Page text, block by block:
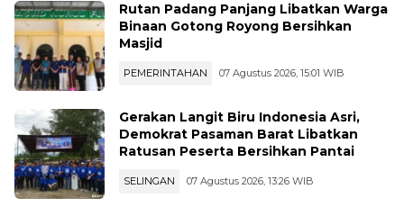
Rutan Padang Panjang Libatkan Warga
Binaan Gotong Royong Bersihkan
Masjid
PEMERINTAHAN 07 Agustus 2026, 15:01 WIB
Gerakan Langit Biru Indonesia Asri,
Demokrat Pasaman Barat Libatkan
Ratusan Peserta Bersihkan Pantai
SELINGAN 07 Agustus 2026, 13:26 WIB